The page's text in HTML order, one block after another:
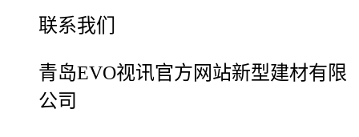
联系我们
青岛EVO视讯官方网站新型建材有限
公司